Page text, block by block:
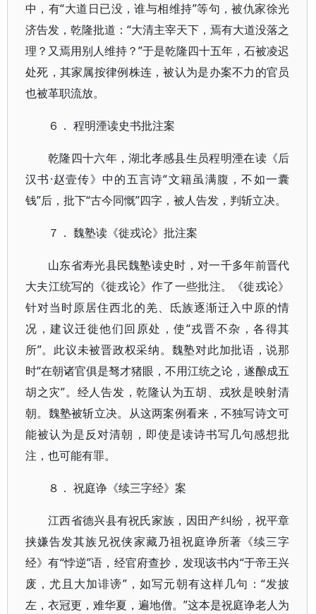
中，有“大道日已没，谁与相维持”等句，被仇家徐光
济告发，乾隆批道：“大清主宰天下，焉有大道没落之
理？又焉用别人维持？”于是乾隆四十五年，石被凌迟
处死，其家属按律例株连，被认为是办案不力的官员
也被革职流放。
６． 程明湮读史书批注案
乾隆四十六年，湖北孝感县生员程明湮在读《后
汉书·赵壹传》中的五言诗“文籍虽满腹，不如一囊
钱”后，批下“古今同慨”四字，被人告发，判斩立决。
７． 魏塾读《徙戎论》批注案
山东省寿光县民魏塾读史时，对一千多年前晋代
大夫江统写的《徙戎论》作了一些批注。《徙戎论》
针对当时原居住西北的羌、氐族逐渐迁入中原的情
况，建议迁徙他们回原处，使“戎晋不杂，各得其
所”。此议未被晋政权采纳。魏塾对此加批语，说那
时“在朝诸官俱是驽才猪眼，不用江统之论，遂酿成五
胡之灾”。经人告发，乾隆认为五胡、戎狄是映射清
朝。魏塾被斩立决。从这两案例看来，不独写诗文可
能被认为是反对清朝，即使是读诗书写几句感想批
注，也可能有罪。
８． 祝庭诤《续三字经》案
江西省德兴县有祝氏家族，因田产纠纷，祝平章
挟嫌告发其族兄祝侠家藏乃祖祝庭诤所著《续三字
经》有“悖逆”语，经官府查抄，发现该书内“于帝王兴
废，尤且大加诽谤”，如写元朝有这样几句：“发披
左，衣冠更，难华夏，遍地僧。”这本是祝庭诤老人为